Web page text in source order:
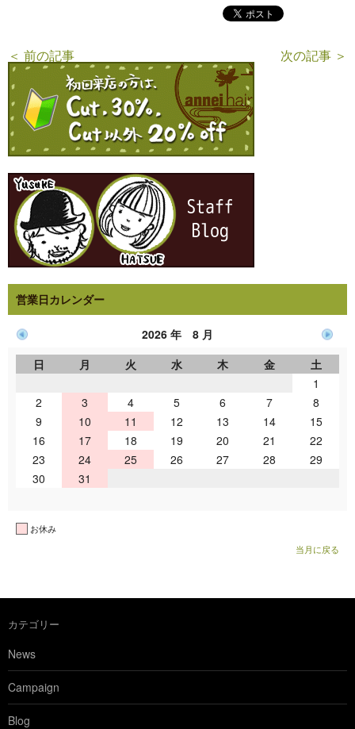
＜ 前の記事 次の記事 ＞
営業日カレンダー
2026 年 8 月
日
月 火 水 木 金
土
1
2
3 4 5 6 7
8
9
10 11 12 13 14
15
16
17 18 19 20 21
22
23
24 25 26 27 28
29
30
31
お休み
当月に戻る
カテゴリー
News
Campaign
Blog